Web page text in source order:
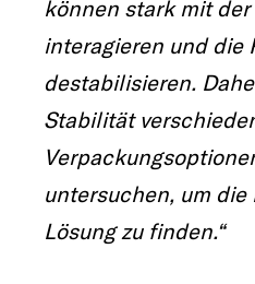
können stark mit
interagieren und die
destabilisieren.
Stabilität
untersuchen, um
Lösung zu finden.“